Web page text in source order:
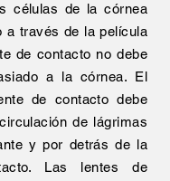
células de la córnea
a través de la película
de contacto no debe
a la córnea. El
de contacto debe
de lágrimas
y por detrás de la
Las lentes de